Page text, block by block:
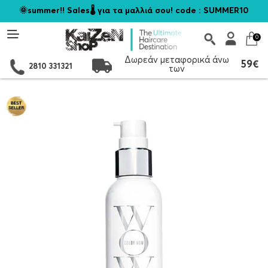
🌞summer!! Sales🌡️ για τα μαλλιά σου! code : SUMMER10
0
2810 331321
Δωρεάν μεταφορικά άνω
των
59€